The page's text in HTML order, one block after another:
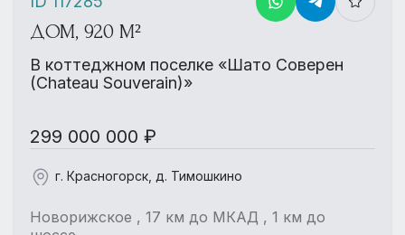
ДОМ, 920 М²
В коттеджном поселке «Шато Соверен
(Chateau Souverain)»
299 000 000 ₽
г. Красногорск, д. Тимошкино
Новорижское , 17 км до МКАД , 1 км до